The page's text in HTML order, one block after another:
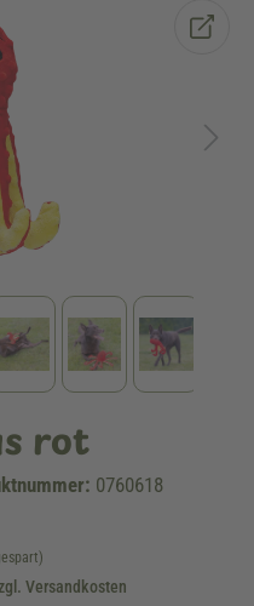
rot
0760618
Versandkosten